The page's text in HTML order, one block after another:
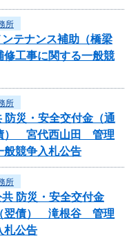
所
テナンス補助（橋梁
工事に関する一般競
所
災・安全交付金（通
） 宮代西山田 管理
般競争入札公告
所
防災・安全交付金
翌債） 滝根谷 管理
札公告